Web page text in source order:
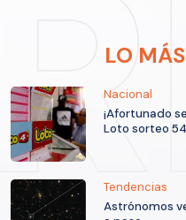
LO
Nacional
¡Afortunado
Loto sorteo
Tendencias
Astrónomos